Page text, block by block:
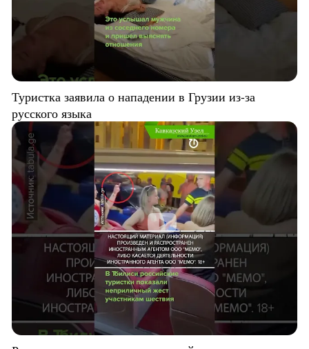
Туристка заявила о нападении в Грузии из-за
русского языка